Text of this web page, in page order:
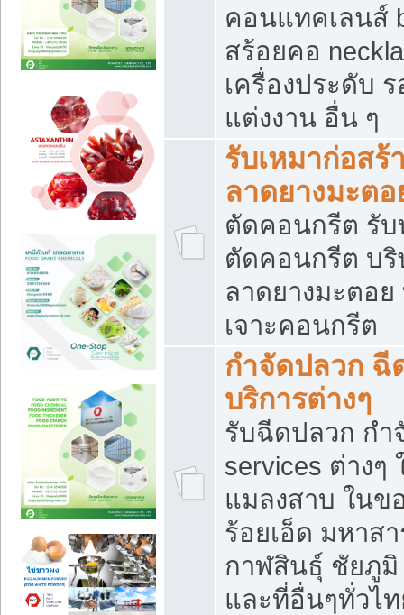
คอนแทคเลนส์
สร้อยคอ
เครื่องประดับ ร
แต่งงาน อื่น ๆ
รับเหมาก่อส
ลาดยางมะต
ตัดคอนกรีต รับ
ตัดคอนกรีต บริ
ลาดยางมะตอ
เจาะคอนกรีต
กำจัดปลวก ฉี
บริการต่างๆ
รับฉีดปลวก กำ
services ต่าง
แมลงสาบ ใน
ร้อยเอ็ด มหาส
กาฬสินธุ์ ชัยภู
และที่อื่นๆทั่วไ